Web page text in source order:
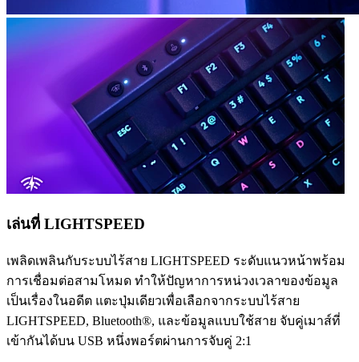
เล่นที่ LIGHTSPEED
เพลิดเพลินกับระบบไร้สาย LIGHTSPEED ระดับแนวหน้าพร้อม
การเชื่อมต่อสามโหมด ทำให้ปัญหาการหน่วงเวลาของข้อมูล
เป็นเรื่องในอดีต แตะปุ่มเดียวเพื่อเลือกจากระบบไร้สาย
LIGHTSPEED, Bluetooth®, และข้อมูลแบบใช้สาย จับคู่เมาส์ที่
เข้ากันได้บน USB หนึ่งพอร์ตผ่านการจับคู่ 2:1